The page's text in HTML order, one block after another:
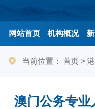
网站首页 机构概况
办事服务 民间友好
当前位置： 首页>
澳门公务专业